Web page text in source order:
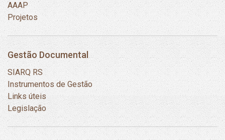
AAAP
Projetos
Gestão Documental
SIARQ RS
Instrumentos de Gestão
Links úteis
Legislação